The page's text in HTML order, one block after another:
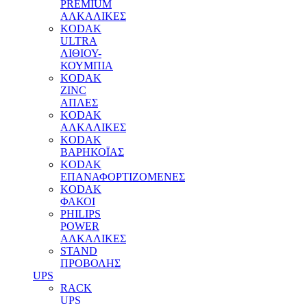
PREMIUM
ΑΛΚΑΛΙΚΕΣ
KODAK
ULTRA
ΛΙΘΙΟΥ-
ΚΟΥΜΠΙΑ
KODAK
ZINC
ΑΠΛΕΣ
KODAK
ΑΛΚΑΛΙΚΕΣ
KODAK
ΒΑΡΗΚΟΪΑΣ
KODAK
ΕΠΑΝΑΦΟΡΤΙΖΟΜΕΝΕΣ
KODAK
ΦΑΚΟΙ
PHILIPS
POWER
ΑΛΚΑΛΙΚΕΣ
STAND
ΠΡΟΒΟΛΗΣ
UPS
RACK
UPS